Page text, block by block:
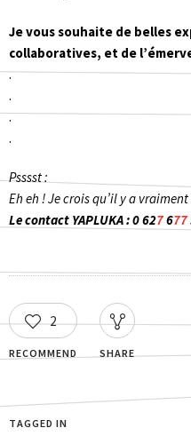
Je vous souhaite de belles
collaboratives, et de
.
.
.
.
Psssst :
Eh eh ! Je crois qu’il y a
Le contact YAPLUKA : 0 627677
2
RECOMMEND SHARE
TAGGED IN